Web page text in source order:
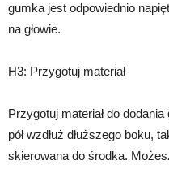
gumka jest odpowiednio
na głowie.
H3: Przygotuj materiał
Przygotuj materiał do dodania
pół wzdłuż dłuższego boku,
skierowana do środka.